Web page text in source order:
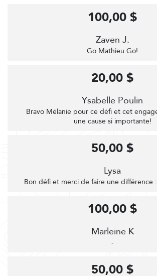
Zaven J.
Go Mathieu Go!
100,00 $
Ysabelle Poulin
Bravo Mélanie pour ce défi et cet
une cause si importante!
20,00 $
Lysa
Bon défi et merci de faire une différence
50,00 $
Marleine K
-
100,00 $
50,00 $